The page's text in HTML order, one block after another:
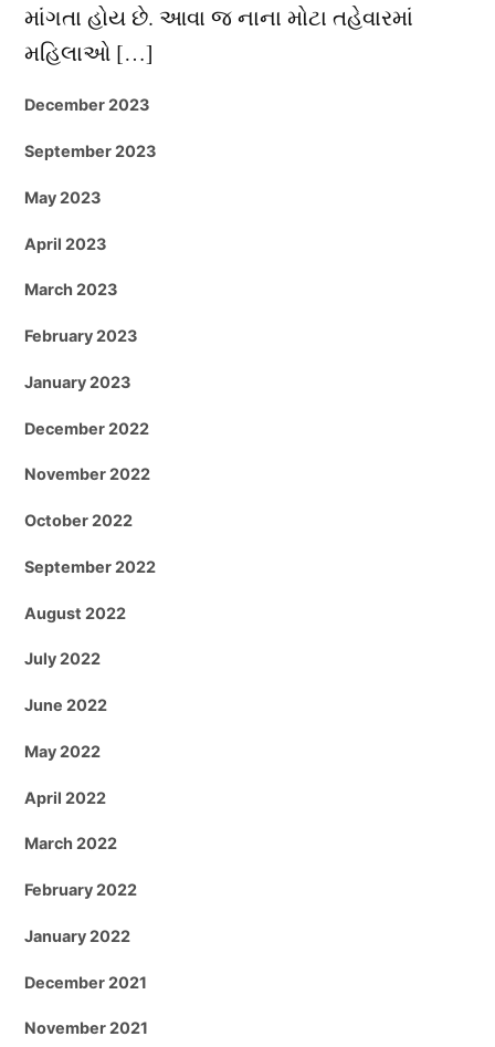
માંગતા હોય છે. આવા જ નાના મોટા તહેવારમાં
મહિલાઓ […]
December 2023
September 2023
May 2023
April 2023
March 2023
February 2023
January 2023
December 2022
November 2022
October 2022
September 2022
August 2022
July 2022
June 2022
May 2022
April 2022
March 2022
February 2022
January 2022
December 2021
November 2021